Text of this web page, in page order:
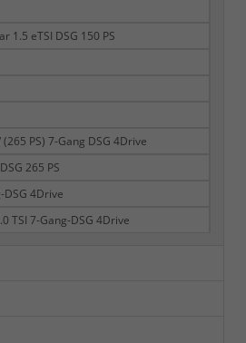
1.5 eTSI DSG 150 PS
(265 PS) 7-Gang DSG 4Drive
265 PS
DSG 4Drive
TSI 7-Gang-DSG 4Drive